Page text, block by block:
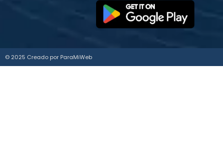
© 2025 Creado por ParaMiWeb